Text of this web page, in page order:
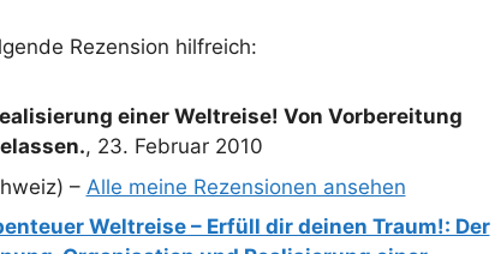
Rezension hilfreich:
einer Weltreise! Von Vorbereitung
, 23. Februar 2010
– Alle meine Rezensionen ansehen
Weltreise – Erfüll dir deinen Traum!: Der